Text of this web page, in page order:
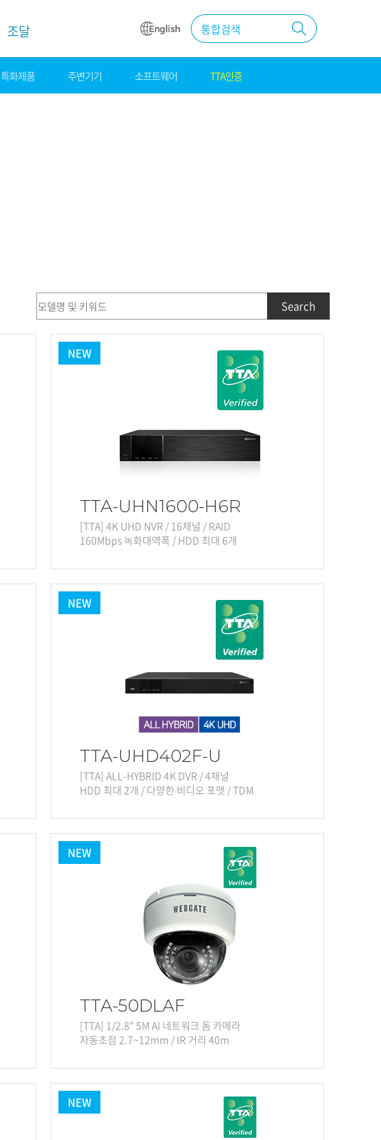
고객지원
기술자료
용어사전
조달
특화제품 주변기기 소프트웨어 TTA인증
조달 통합검색
Search
NEW
TTA-UHN1600-H6R
[TTA] 4K UHD NVR / 16채널 / RAID
160Mbps 녹화대역폭 / HDD 최대 6개
NEW
TTA-UHD402F-U
[TTA] ALL-HYBRID 4K DVR / 4채널
HDD 최대 2개 / 다양한 비디오 포맷 / TDM
NEW
TTA-50DLAF
[TTA] 1/2.8" 5M AI 네트워크 돔 카메라
자동초점 2.7~12mm / IR 거리 40m
NEW